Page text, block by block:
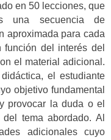
en 50 lecciones, que
una secuencia de
aproximada para cada
del interés del
el material adicional.
el estudiante
objetivo fundamental
provocar la duda o el
tema abordado. Al
adicionales cuyo